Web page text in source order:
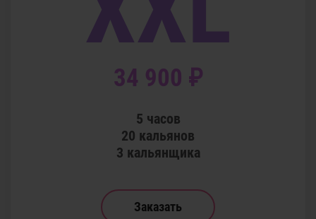
34 900 ₽
5 часов
20 кальянов
3 кальянщика
Заказать